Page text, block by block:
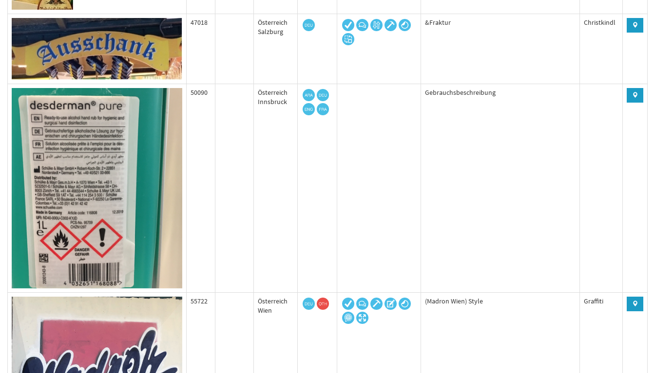
47018
Österreich
Salzburg
&Fraktur Christkindl
50090
Österreich
Innsbruck
Gebrauchsbeschreibung
55722
Österreich
Wien
(Madron Wien) Style Graffiti